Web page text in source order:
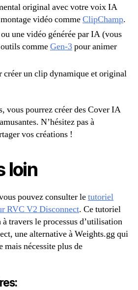
original avec votre voix IA
vidéo commeClipChamp.
une vidéo générée par IA (vous
commeGen-3pour animer
créer un clip dynamique et original
vous pourrez créer des Cover IA
N’hésitez pas à
vos créations !
loin
pouvez consulter letutoriel
RVC V2 Disconnect. Ce tutoriel
travers le processus d’utilisation
une alternative à Weights.gg qui
nécessite plus de